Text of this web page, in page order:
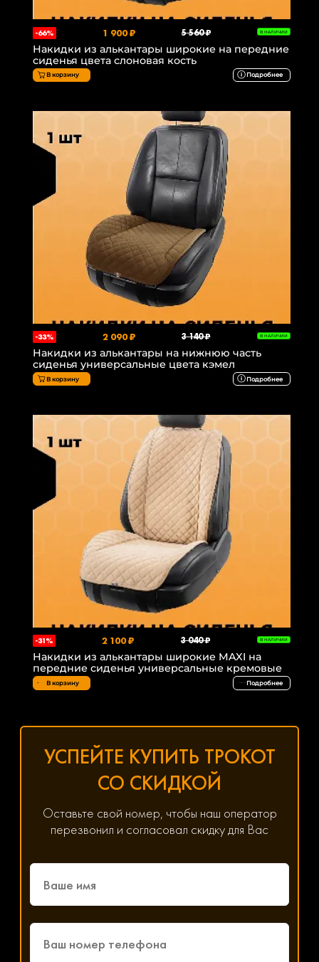
-66% 1 900 ₽ 5 560 ₽ В НАЛИЧИИ
Накидки из алькантары широкие на передние
сиденья цвета слоновая кость
В корзину Подробнее
-33% 2 090 ₽ 3 140 ₽ В НАЛИЧИИ
Накидки из алькантары на нижнюю часть
сиденья универсальные цвета кэмел
В корзину Подробнее
-31% 2 100 ₽ 3 040 ₽ В НАЛИЧИИ
Накидки из алькантары широкие MAXI на
передние сиденья универсальные кремовые
В корзину Подробнее
УСПЕЙТЕ КУПИТЬ ТРОКОТ
СО СКИДКОЙ
Оставьте свой номер, чтобы наш оператор
перезвонил и согласовал скидку для Вас